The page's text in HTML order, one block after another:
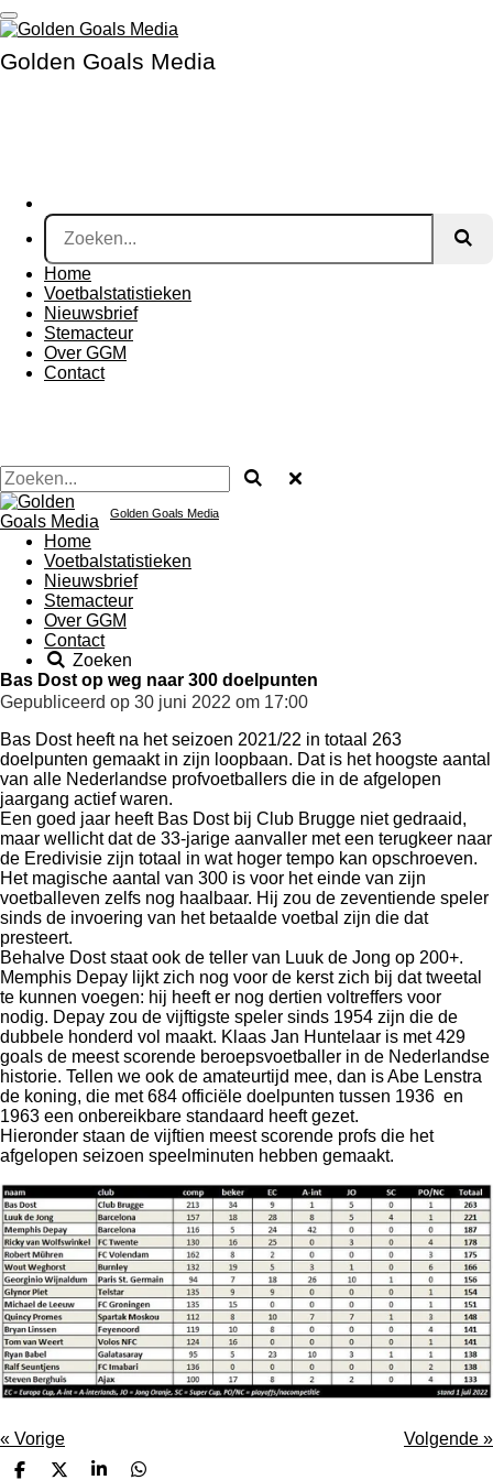
Ga
direct
naar
Golden Goals Media
Home
Voetbalstatistieken
Nieuwsbrief
Stemacteur
Over GGM
Contact
Golden Goals Media
Home
Voetbalstatistieken
Nieuwsbrief
Stemacteur
Over GGM
Contact
Zoeken
Bas Dost op weg naar 300 doelpunten
Gepubliceerd op 30 juni 2022 om 17:00
Bas Dost heeft na het seizoen 2021/22 in totaal 263
doelpunten gemaakt in zijn loopbaan. Dat is het hoogste aantal
van alle Nederlandse profvoetballers die in de afgelopen
jaargang actief waren.
Een goed jaar heeft Bas Dost bij Club Brugge niet gedraaid,
maar wellicht dat de 33-jarige aanvaller met een terugkeer naar
de Eredivisie zijn totaal in wat hoger tempo kan opschroeven.
Het magische aantal van 300 is voor het einde van zijn
voetballeven zelfs nog haalbaar. Hij zou de zeventiende speler
sinds de invoering van het betaalde voetbal zijn die dat
presteert.
Behalve Dost staat ook de teller van Luuk de Jong op 200+.
Memphis Depay lijkt zich nog voor de kerst zich bij dat tweetal
te kunnen voegen: hij heeft er nog dertien voltreffers voor
nodig. Depay zou de vijftigste speler sinds 1954 zijn die de
dubbele honderd vol maakt. Klaas Jan Huntelaar is met 429
goals de meest scorende beroepsvoetballer in de Nederlandse
historie. Tellen we ook de amateurtijd mee, dan is Abe Lenstra
de koning, die met 684 officiële doelpunten tussen 1936 en
1963 een onbereikbare standaard heeft gezet.
Hieronder staan de vijftien meest scorende profs die het
afgelopen seizoen speelminuten hebben gemaakt.
« Vorige Volgende »